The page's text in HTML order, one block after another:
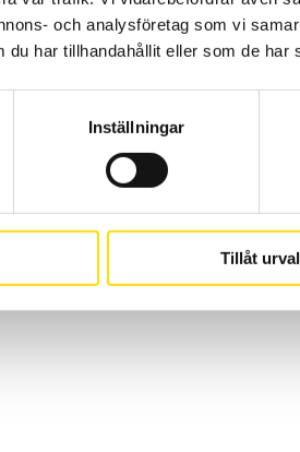
och analysföretag som vi
du har tillhandahållit eller som de
Inställningar
Tillåt urval
Sjöflygvägen 35
183 62 Täby
Suomi